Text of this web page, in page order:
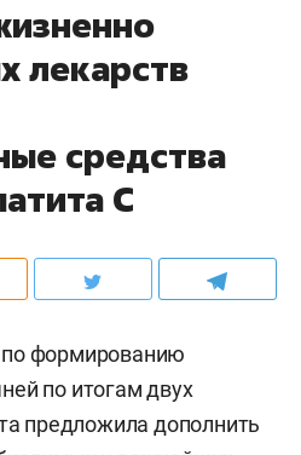
лекарств
средства
С
формированию
по итогам двух
предложила дополнить